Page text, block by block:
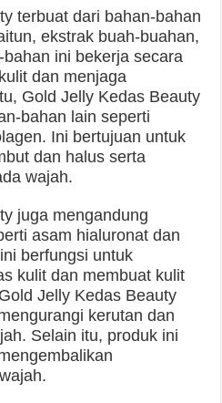
terbuat dari bahan-bahan
ekstrak buah-buahan,
ini bekerja secara
dan menjaga
Gold Jelly Kedas Beauty
bahan lain seperti
Ini bertujuan untuk
dan halus serta
wajah.
juga mengandung
asam hialuronat dan
berfungsi untuk
kulit dan membuat kulit
Jelly Kedas Beauty
kerutan dan
Selain itu, produk ini